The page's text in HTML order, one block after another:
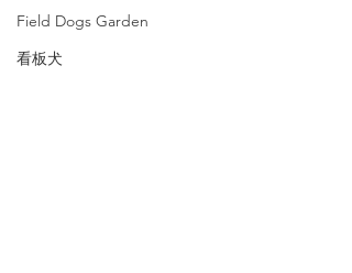
Field Dogs Garden
看板犬